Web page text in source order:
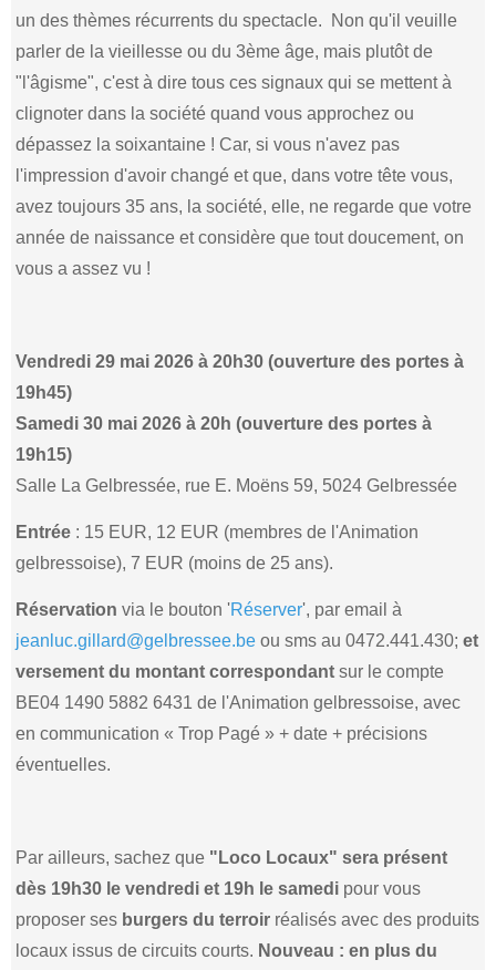
un des thèmes récurrents du spectacle. Non qu'il veuille
parler de la vieillesse ou du 3ème âge, mais plutôt de
"l'âgisme", c'est à dire tous ces signaux qui se mettent à
clignoter dans la société quand vous approchez ou
dépassez la soixantaine ! Car, si vous n'avez pas
l'impression d'avoir changé et que, dans votre tête vous,
avez toujours 35 ans, la société, elle, ne regarde que votre
année de naissance et considère que tout doucement, on
vous a assez vu !
Vendredi 29 mai 2026 à 20h30 (ouverture des portes à
19h45)
Samedi 30 mai 2026 à 20h (ouverture des portes à
19h15)
Salle La Gelbressée, rue E. Moëns 59, 5024 Gelbressée
Entrée : 15 EUR, 12 EUR (membres de l'Animation
gelbressoise), 7 EUR (moins de 25 ans).
Réservation via le bouton 'Réserver', par email à
jeanluc.gillard@gelbressee.be ou sms au 0472.441.430;et
versement du montant correspondant sur le compte
BE04 1490 5882 6431 de l'Animation gelbressoise, avec
en communication « Trop Pagé » + date + précisions
éventuelles.
Par ailleurs, sachez que "Loco Locaux" sera présent
dès 19h30 le vendredi et 19h le samedi pour vous
proposer ses burgers du terroir réalisés avec des produits
locaux issus de circuits courts. Nouveau : en plus du